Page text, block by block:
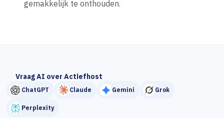
gemakkelijk te onthouden.
Vraag AI over Actiefhost
ChatGPT Claude Gemini Grok
Perplexity